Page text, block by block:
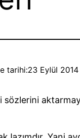
tarihi:23 Eylül 2014